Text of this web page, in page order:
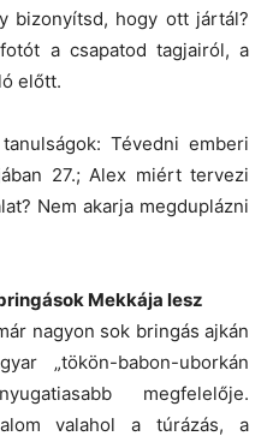
bizonyítsd, hogy ott jártál?
a csapatod tagjairól, a
előtt.
Tévedni emberi
27.; Alex miért tervezi
Nem akarja megduplázni
Mekkája lesz
nagyon sok bringás ajkán
„tökön-babon-uborkán
megfelelője.
valahol a túrázás, a